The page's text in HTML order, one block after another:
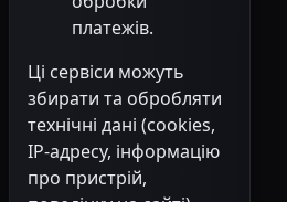
платежів.
Ці сервіси можуть
збирати та обробляти
технічні дані (cookies,
IP-адресу, інформацію
про пристрій,